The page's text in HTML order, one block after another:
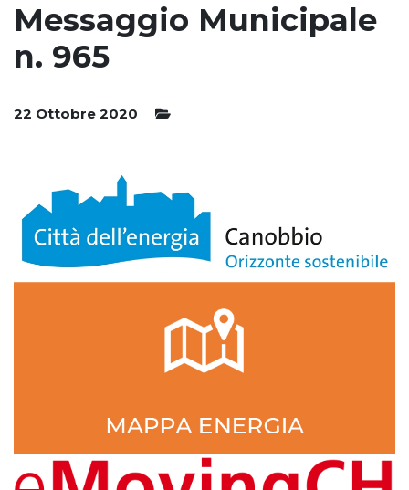
Messaggio Municipale
n. 965
22 Ottobre 2020